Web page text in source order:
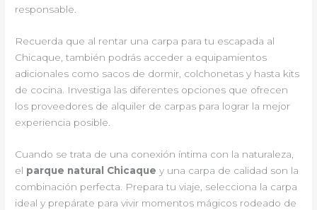
responsable.
Recuerda que al rentar una carpa para tu escapada al
Chicaque, también podrás acceder a equipamientos
adicionales como sacos de dormir, colchonetas y hasta kits
de cocina. Investiga las diferentes opciones que ofrecen
los proveedores de alquiler de carpas para lograr la mejor
experiencia posible.
Cuando se trata de una conexión íntima con la naturaleza,
el parque natural Chicaque y una carpa de calidad son la
combinación perfecta. Prepara tu viaje, selecciona la carpa
ideal y prepárate para vivir momentos mágicos rodeado de